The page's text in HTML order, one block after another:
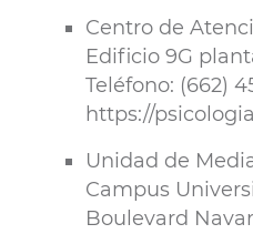
Centro de
Edificio 9G
Teléfono: (662)
https://
Unidad de
Campus
Boulevard